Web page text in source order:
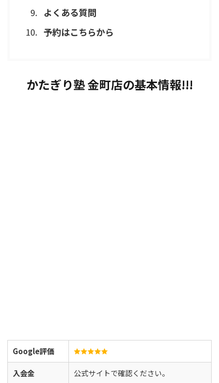
よくある質問
予約はこちらから
かたぎり塾 金町店の基本情報!!!
Google評価
入会金 公式サイトで確認ください。